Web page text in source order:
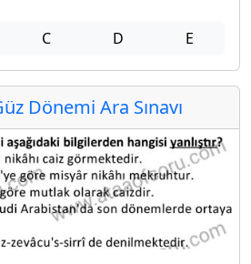
C D E
Dönemi Ara Sınavı